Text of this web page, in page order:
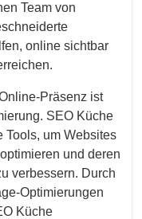
Team von
online sichtbar
Präsenz ist
SEO Küche
Tools, um Websites
und deren
verbessern. Durch
Optimierungen
Küche